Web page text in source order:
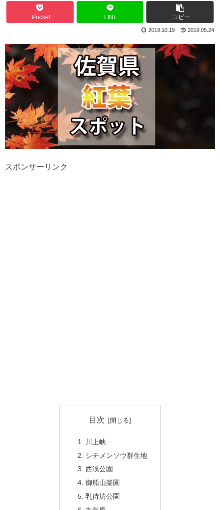
Pocket LINE コピー
2019.05.24
2018.10.19
スポンサーリンク
目次
川上峡
シチメンソウ群生地
西渓公園
御船山楽園
乳待坊公園